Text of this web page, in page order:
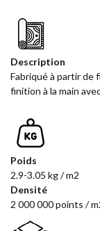
Description
Fabriqué à partir
finition à la main
Poids
2.9-3.05 kg / m2
Densité
2 000 000 points /